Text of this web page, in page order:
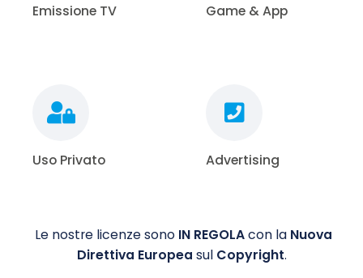
Emissione TV Game & App
Uso Privato Advertising
Le nostre licenze sonoIN REGOLAcon la Nuova
Direttiva Europea sulCopyright.